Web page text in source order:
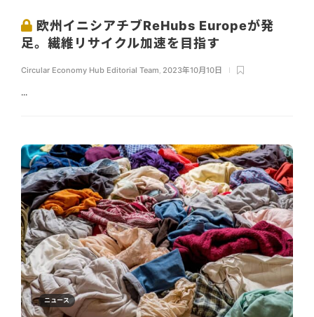
欧州イニシアチブReHubs Europeが発
足。繊維リサイクル加速を目指す
Circular Economy Hub Editorial Team 2023年10月10日
...
ニュース